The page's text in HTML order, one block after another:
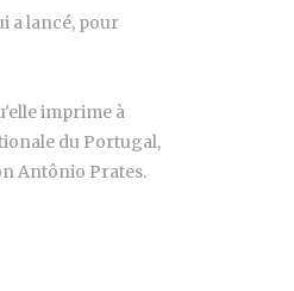
a lancé, pour
imprime à
du Portugal,
Antônio Prates.